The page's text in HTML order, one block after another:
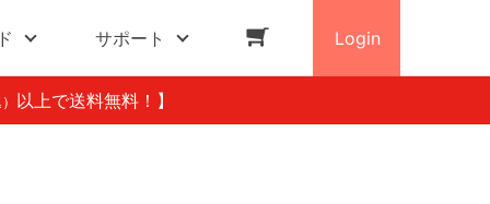
サポート Login
以上で送料無料！】